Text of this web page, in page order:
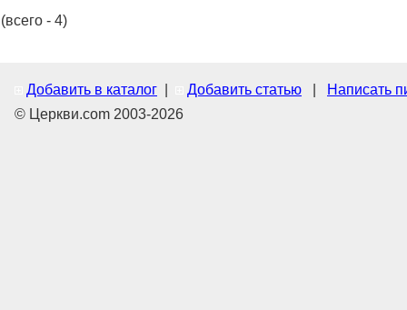
(всего - 4)
Добавить в каталог Добавить статью
Написать
© Церкви.com 2003-2026